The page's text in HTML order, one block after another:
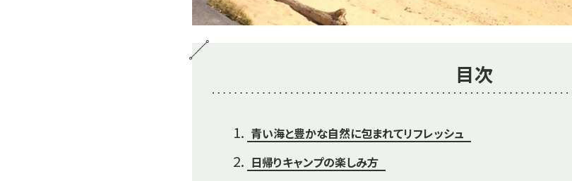
目次
青い海と豊かな自然に包まれてリフレッシュ
日帰りキャンプの楽しみ方